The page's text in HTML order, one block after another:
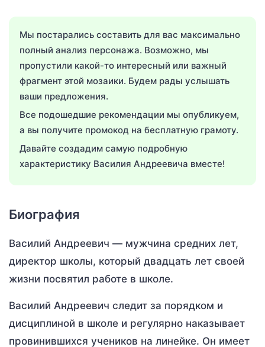
Мы постарались составить для вас максимально
полный анализ персонажа. Возможно, мы
пропустили какой-то интересный или важный
фрагмент этой мозаики. Будем рады услышать
ваши предложения.
Все подошедшие рекомендации мы опубликуем,
а вы получите промокод на бесплатную грамоту.
Давайте создадим самую подробную
характеристику Василия Андреевича вместе!
Биография
Василий Андреевич — мужчина средних лет,
директор школы, который двадцать лет своей
жизни посвятил работе в школе.
Василий Андреевич следит за порядком и
дисциплиной в школе и регулярно наказывает
провинившихся учеников на линейке. Он имеет